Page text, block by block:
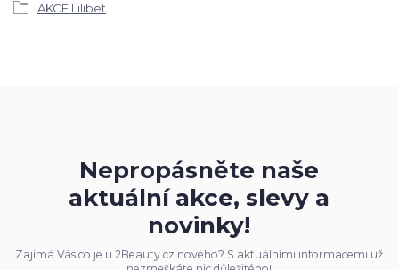
AKCE Lilibet
Nepropásněte naše
aktuální akce, slevy a
novinky!
Zajímá Vás co je u 2Beauty.cz nového? S aktuálními informacemi už